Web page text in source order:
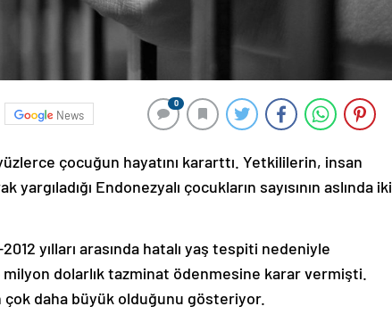
News
0
çocuğun hayatını kararttı. Yetkililerin, insan
yargıladığı Endonezyalı çocukların sayısının aslında iki
yılları arasında hatalı yaş tespiti nedeniyle
dolarlık tazminat ödenmesine karar vermişti.
daha büyük olduğunu gösteriyor.